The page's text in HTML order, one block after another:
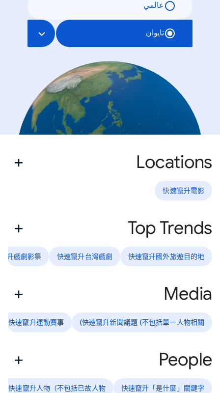
عالمي
تايوان
Locations
快速竄升電影
Top Trends
快速竄升國外旅遊目的地
快速竄升台灣戲劇
升戲劇影集
Media
快速竄升新聞議題 (不包括單一人物相關)
快速竄升運動賽事
People
快速竄升「是什麼」關鍵字
快速竄升人物（不包括已故人物）